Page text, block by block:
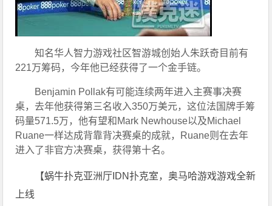
知名华人智力游戏社区智游城创始人朱跃奇目前有
221万筹码，今年他已经获得了一个金手链。
Benjamin Pollak有可能连续两年进入主赛事决赛
桌，去年他获得第三名收入350万美元，这位法国牌手筹
码量571.5万，他有望和Mark Newhouse以及Michael
Ruane一样达成背靠背决赛桌的成就，Ruane则在去年
进入了非官方决赛桌，获得第十名。
【蜗牛扑克亚洲厅IDN扑克室，奥马哈游戏游戏全新
上线